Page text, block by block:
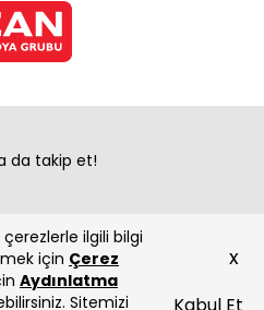
ilgili bilgi
için Çerez
Aydınlatma
Sitemizi
x
da takip et!